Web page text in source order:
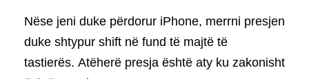
Nëse jeni duke përdorur iPhone, merrni presjen
duke shtypur shift në fund të majtë të
tastierës. Atëherë presja është aty ku zakonisht